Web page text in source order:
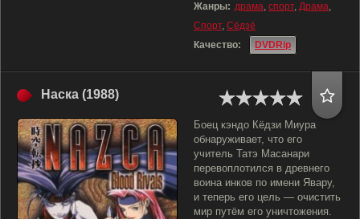
Жанры: драма, спорт, Драма,
Спорт, Сёдзё
Качество:
DVDRip
Наска (1988)
Боец кэндо Кёдзи Миура
обнаруживает, что его
учитель Татэ Масанари
перевоплотился в древнего
воина инков по имени Явару,
и теперь его цель — очистить
мир путём его уничтожения.